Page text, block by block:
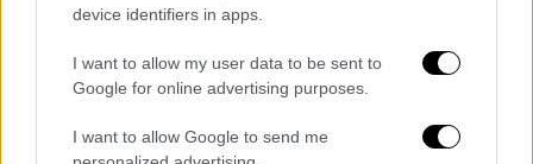
device identifiers in apps.
I want to allow my user data to be sent to
Google for online advertising purposes.
I want to allow Google to send me
— Page Six (@PageSix)
2026
Την ίδια περίοδο δημιουργήθηκε στο
GoFundMe διαδικτυακή καμπάνια με στόχο